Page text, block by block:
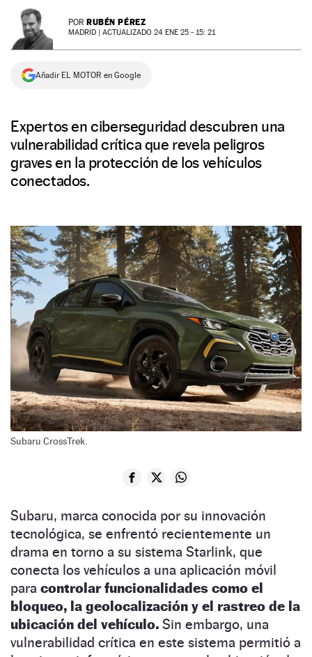
NEWSLETTER POR RUBÉN PÉREZ
MADRID | ACTUALIZADO 24 ENE 25 - 15: 21
Añadir EL MOTOR en Google
Expertos en ciberseguridad descubren una
vulnerabilidad crítica que revela peligros
graves en la protección de los vehículos
conectados.
Subaru CrossTrek.
Subaru, marca conocida por su innovación
tecnológica, se enfrentó recientemente un
drama en torno a su sistema Starlink, que
conecta los vehículos a una aplicación móvil
para controlar funcionalidades como el
bloqueo, la geolocalización y el rastreo de la
ubicación del vehículo. Sin embargo, una
vulnerabilidad crítica en este sistema permitió a